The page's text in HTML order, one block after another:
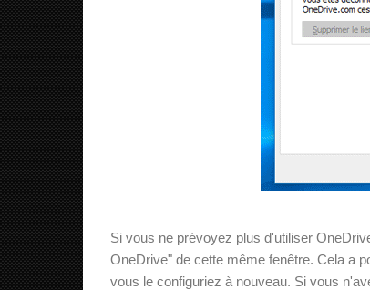
Si vous ne prévoyez plus d'utiliser
OneDrive" de cette même fenêtre. Cela a
vous le configuriez à nouveau. Si vous